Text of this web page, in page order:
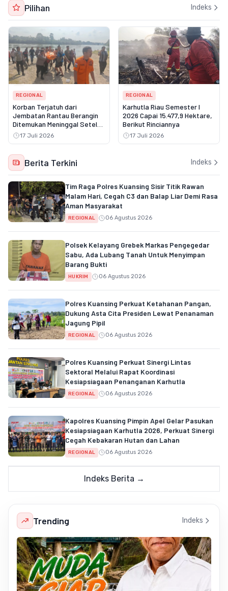
Pilihan Indeks
REGIONAL
Korban Terjatuh dari
Jembatan Rantau Berangin
Ditemukan Meninggal Setelah
Tiga Hari Pencarian
17 Juli 2026
REGIONAL
Karhutla Riau Semester I
2026 Capai 15.477,9 Hektare,
Berikut Rinciannya
17 Juli 2026
Berita Terkini Indeks
Tim Raga Polres Kuansing Sisir Titik Rawan
Malam Hari, Cegah C3 dan Balap Liar Demi Rasa
Aman Masyarakat
REGIONAL 06 Agustus 2026
Polsek Kelayang Grebek Markas Pengegedar
Sabu, Ada Lubang Tanah Untuk Menyimpan
Barang Bukti
HUKRIM 06 Agustus 2026
Polres Kuansing Perkuat Ketahanan Pangan,
Dukung Asta Cita Presiden Lewat Penanaman
Jagung Pipil
REGIONAL 06 Agustus 2026
Polres Kuansing Perkuat Sinergi Lintas
Sektoral Melalui Rapat Koordinasi
Kesiapsiagaan Penanganan Karhutla
REGIONAL 06 Agustus 2026
Kapolres Kuansing Pimpin Apel Gelar Pasukan
Kesiapsiagaan Karhutla 2026, Perkuat Sinergi
Cegah Kebakaran Hutan dan Lahan
REGIONAL 06 Agustus 2026
Indeks Berita →
Trending Indeks